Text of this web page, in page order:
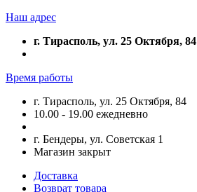
Наш адрес
г. Тирасполь, ул. 25 Октября, 84
Время работы
г. Тирасполь, ул. 25 Октября, 84
10.00 - 19.00 ежедневно
г. Бендеры, ул. Советская 1
Магазин закрыт
Доставка
Возврат товара